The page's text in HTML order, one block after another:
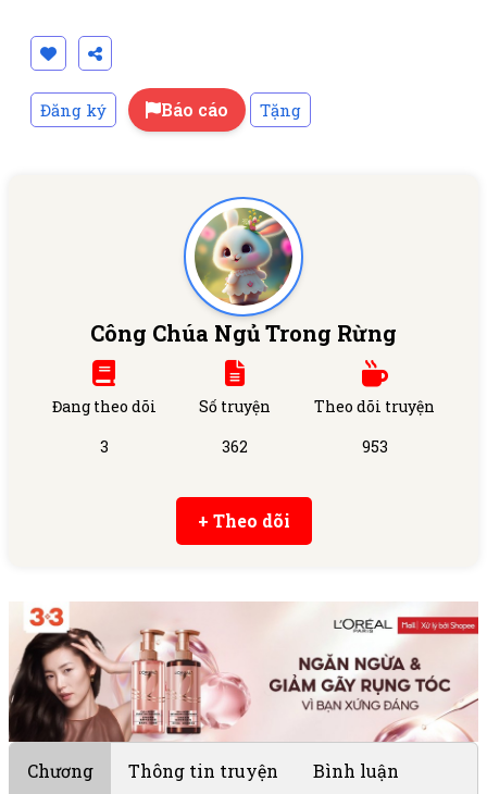
Đăng ký Báo cáo Tặng
Công Chúa Ngủ Trong Rừng
Đang theo dõi
3
Số truyện
362
Theo dõi truyện
953
+ Theo dõi
Chương Thông tin truyện Bình luận